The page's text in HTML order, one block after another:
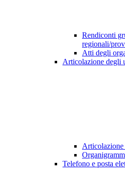
Rendiconti
regionali/
Atti degli
Articolazione degli
Telefono e posta